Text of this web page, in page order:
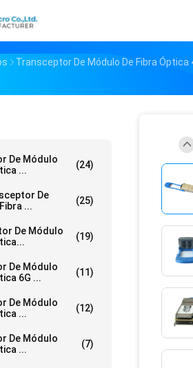
Transceptor De Módulo De Fibra Óptica
De Módulo
...
(24)
De
...
(25)
De Módulo
(19)
De Módulo
6G ...
(11)
De Módulo
...
(12)
De Módulo
...
(7)